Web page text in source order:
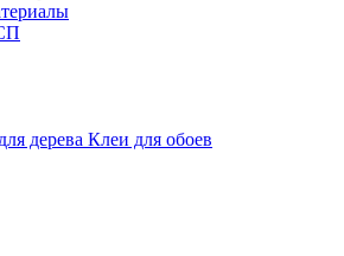
дерева Клеи для обоев